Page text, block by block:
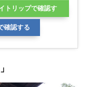
トリップで確認す
確認する